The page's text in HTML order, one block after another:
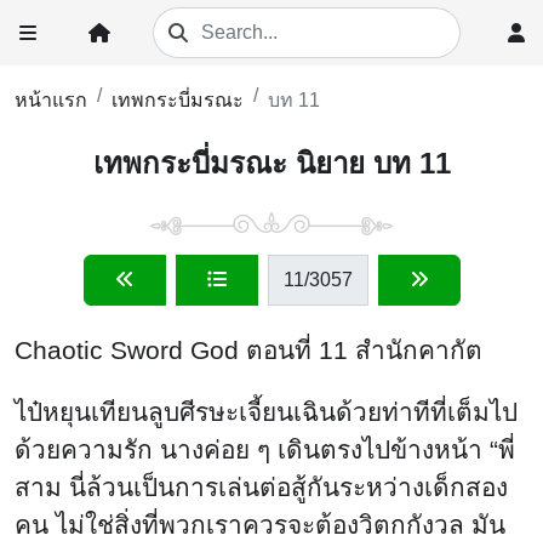
หน้าแรก เทพกระบี่มรณะ บท 11
เทพกระบี่มรณะ นิยาย บท 11
11/3057
Chaotic Sword God ตอนที่ 11 สำนักคากัต
ไป๋หยุนเทียนลูบศีรษะเจี้ยนเฉินด้วยท่าทีที่เต็มไป
ด้วยความรัก นางค่อย ๆ เดินตรงไปข้างหน้า “พี่
สาม นี่ล้วนเป็นการเล่นต่อสู้กันระหว่างเด็กสอง
คน ไม่ใช่สิ่งที่พวกเราควรจะต้องวิตกกังวล มัน